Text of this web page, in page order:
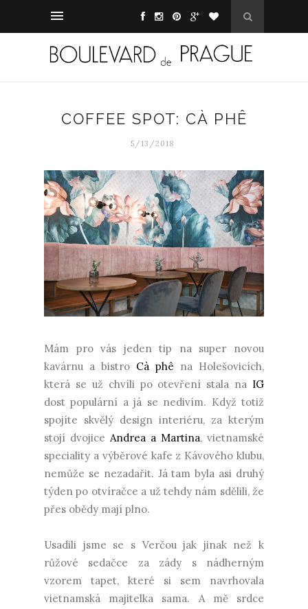
COFFEE SPOT: CÀ PHÊ
5/13/2018
Mám pro vás jeden tip na super novou
kavárnu a bistro Cà phê na Holešovicích,
která se už chvíli po otevření stala na IG
dost populární a já se nedivím. Když totiž
spojíte skvělý design interiéru, za kterým
stojí dvojice Andrea a Martina, vietnamské
speciality a výběrové kafe z Kávového klubu,
nemůže se nezadařit. Já tam byla asi druhý
týden po otvíračce a už tehdy nám sdělili, že
přes obědy mají plno.
Usadili jsme se s Verčou jak jinak než k
růžové sedačce za zády s nádherným
vzorem tapet, které si sem navrhovala
vietnamská majitelka sama. A mě srdce